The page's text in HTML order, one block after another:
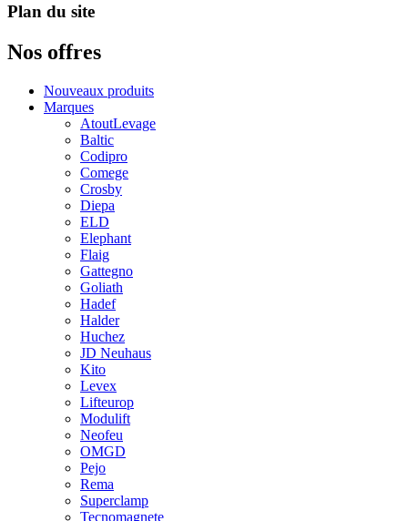
Plan du site
Nos offres
Nouveaux produits
Marques
AtoutLevage
Baltic
Codipro
Comege
Crosby
Diepa
ELD
Elephant
Flaig
Gattegno
Goliath
Hadef
Halder
Huchez
JD Neuhaus
Kito
Levex
Lifteurop
Modulift
Neofeu
OMGD
Pejo
Rema
Superclamp
Tecnomagnete